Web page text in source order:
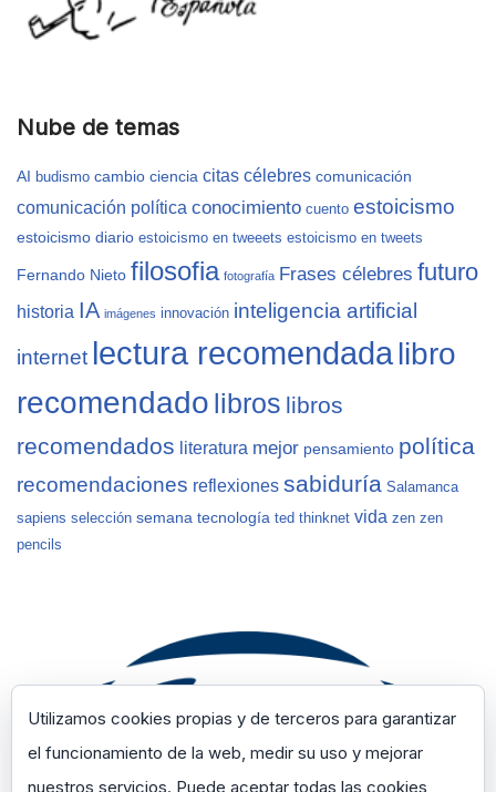
Nube de temas
AI budismo cambio ciencia citas célebres comunicación
comunicación política conocimiento cuento estoicismo
estoicismo diario estoicismo en tweeets estoicismo en tweets
Fernando Nieto filosofia fotografía Frases célebres futuro
historia IA imágenes innovación inteligencia artificial
internet lectura recomendadalibro
recomendado libros libros
recomendados literatura mejor pensamiento política
recomendaciones reflexiones sabiduría Salamanca
sapiens selección semana tecnología ted thinknet vida zen zen
pencils
Utilizamos cookies propias y de terceros para garantizar
el funcionamiento de la web, medir su uso y mejorar
nuestros servicios. Puede aceptar todas las cookies,